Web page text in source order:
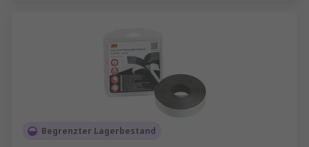
Begrenzter Lagerbestand